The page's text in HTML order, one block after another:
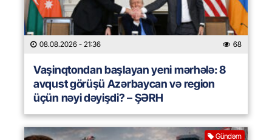
08.08.2026 - 21:36 68
Vaşinqtondan başlayan yeni mərhələ: 8
avqust görüşü Azərbaycan və region
üçün nəyi dəyişdi? – ŞƏRH
Gündəm